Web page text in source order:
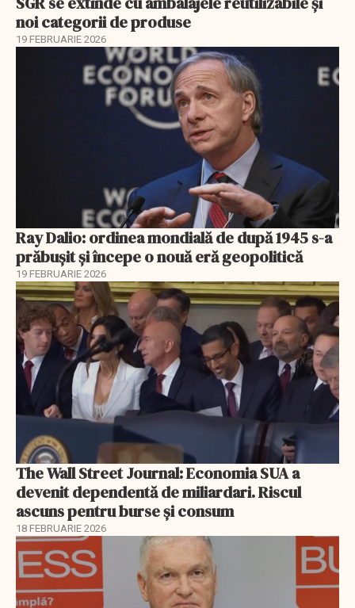
noi categorii de produse
19 FEBRUARIE 2026
Ray Dalio: ordinea mondială de după 1945 s-a
prăbușit și începe o nouă eră geopolitică
19 FEBRUARIE 2026
The Wall Street Journal: Economia SUA a
devenit dependentă de miliardari. Riscul
ascuns pentru burse și consum
18 FEBRUARIE 2026
EXCLUSIV